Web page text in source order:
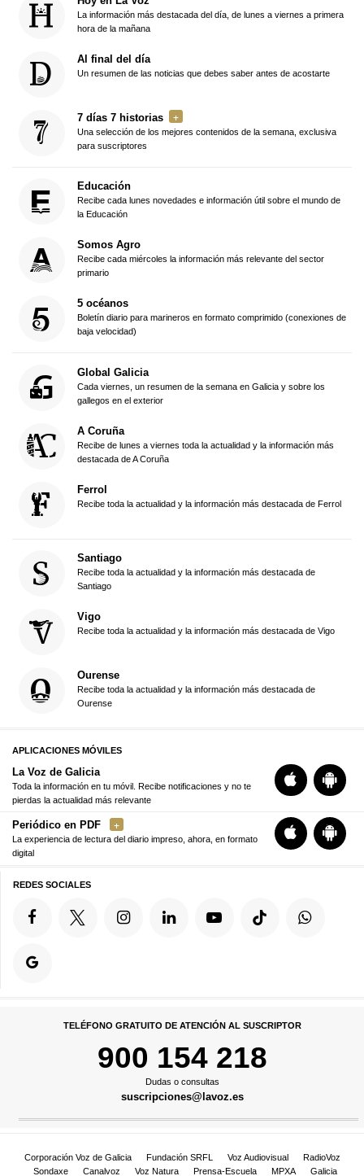
La información más destacada del día, de lunes a viernes a primera
hora de la mañana
Al final del día
Un resumen de las noticias que debes saber antes de acostarte
7 días 7 historias
Una selección de los mejores contenidos de la semana, exclusiva
para suscriptores
Educación
Recibe cada lunes novedades e información útil sobre el mundo de
la Educación
Somos Agro
Recibe cada miércoles la información más relevante del sector
primario
5 océanos
Boletín diario para marineros en formato comprimido (conexiones de
baja velocidad)
Global Galicia
Cada viernes, un resumen de la semana en Galicia y sobre los
gallegos en el exterior
A Coruña
Recibe de lunes a viernes toda la actualidad y la información más
destacada de A Coruña
Ferrol
Recibe toda la actualidad y la información más destacada de Ferrol
Santiago
Recibe toda la actualidad y la información más destacada de
Santiago
Vigo
Recibe toda la actualidad y la información más destacada de Vigo
Ourense
Recibe toda la actualidad y la información más destacada de
Ourense
APLICACIONES MÓVILES
La Voz de Galicia
Toda la información en tu móvil. Recibe notificaciones y no te
pierdas la actualidad más relevante
Periódico en PDF
La experiencia de lectura del diario impreso, ahora, en formato
digital
REDES SOCIALES
TELÉFONO GRATUITO DE ATENCIÓN AL SUSCRIPTOR
900 154 218
Dudas o consultas
suscripciones@lavoz.es
Corporación Voz de Galicia Fundación SRFL Voz Audiovisual
RadioVoz
Sondaxe
Canalvoz Voz Natura Prensa-Escuela MPXA Galicia